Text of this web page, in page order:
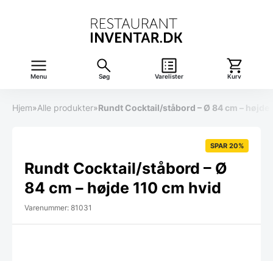
Menu Søg Varelister Kurv
Hjem»Alle produkter»Rundt Cocktail/ståbord – Ø 84 cm – højde
SPAR 20%
Rundt Cocktail/ståbord – Ø
84 cm – højde 110 cm hvid
Varenummer: 81031